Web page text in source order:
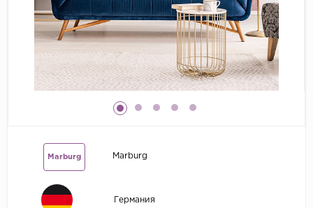
Kerama Marazzi
Marburg
..
Prima Italiana
Marburg Marburg
Германия